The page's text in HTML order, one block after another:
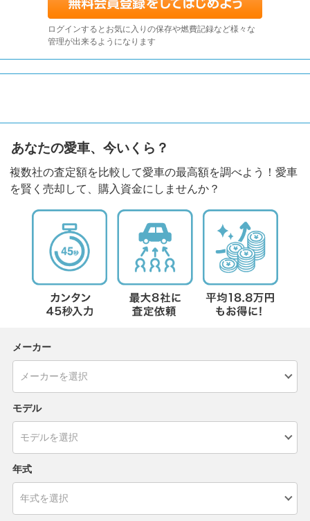
ログインするとお気に入りの保存や燃費記録など様々な
管理が出来るようになります
あなたの愛車、今いくら？
複数社の査定額を比較して愛車の最高額を調べよう！愛車
を賢く売却して、購入資金にしませんか？
メーカー
モデル
年式